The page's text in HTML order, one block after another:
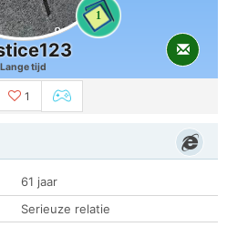
1
tijd
1
61 jaar
Serieuze relatie